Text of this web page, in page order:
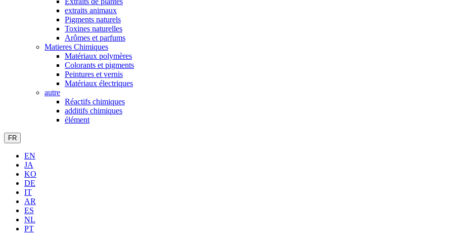
extraits animaux
Pigments naturels
Toxines naturelles
Arômes et parfums
Matieres Chimiques
Matériaux polymères
Colorants et pigments
Peintures et vernis
Matériaux électriques
autre
Réactifs chimiques
additifs chimiques
élément
FR
EN
JA
KO
DE
IT
AR
ES
NL
PT